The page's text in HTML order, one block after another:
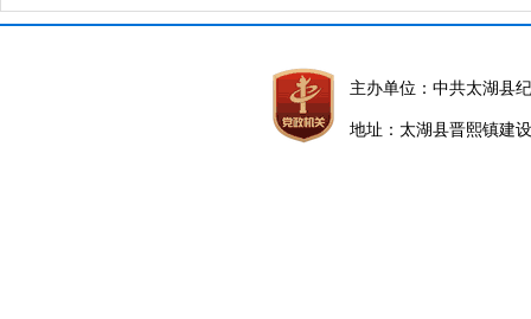
主办单位：中共太湖县
地址：太湖县晋熙镇建